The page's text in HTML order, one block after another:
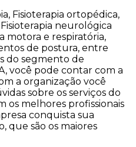
Fisioterapia ortopédica,
neurológica
motora e respiratória,
de postura, entre
do segmento de
você pode contar com a
a organização você
sobre os serviços do
os melhores profissionais
conquista sua
que são os maiores